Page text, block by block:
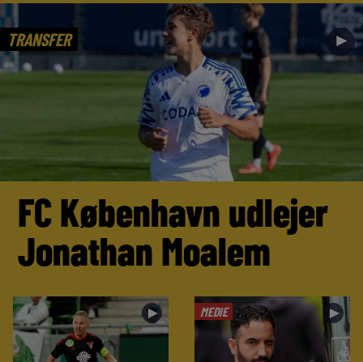
TRANSFER ►
FC København udlejer
Jonathan Moalem
► MEDIE ►